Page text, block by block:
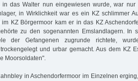
in das Walter nun eingewiesen wurde, war
in Wirklichkeit war es ein KZ schlimmer
im KZ Börgermoor kam er in das KZ
zu den sogenannten Emslandlagern. In
der Gefangenen zugrunde richtete,
und urbar gemacht. Aus dem KZ
Moorsoldaten".
in Aschendorfermoor im Einzelnen